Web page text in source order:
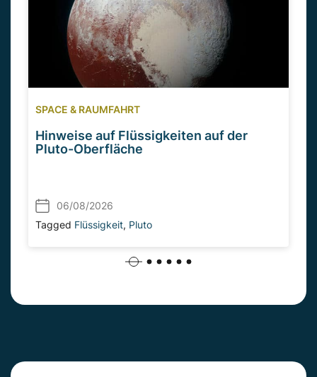
SPACE & RAUMFAHRT
Hinweise auf Flüssigkeiten auf der
Pluto-Oberfläche
06/08/2026
Tagged Flüssigkeit, Pluto